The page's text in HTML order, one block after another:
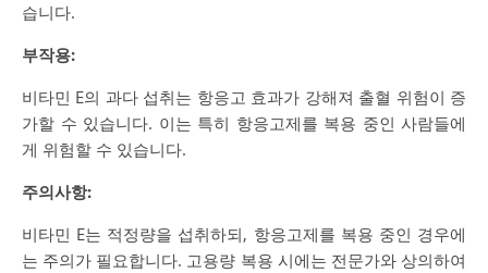
습니다.
부작용:
비타민 E의 과다 섭취는 항응고 효과가 강해져 출혈 위험이 증
가할 수 있습니다​. 이는 특히 항응고제를 복용 중인 사람들에
게 위험할 수 있습니다.
주의사항:
비타민 E는 적정량을 섭취하되, 항응고제를 복용 중인 경우에
는 주의가 필요합니다. 고용량 복용 시에는 전문가와 상의하여